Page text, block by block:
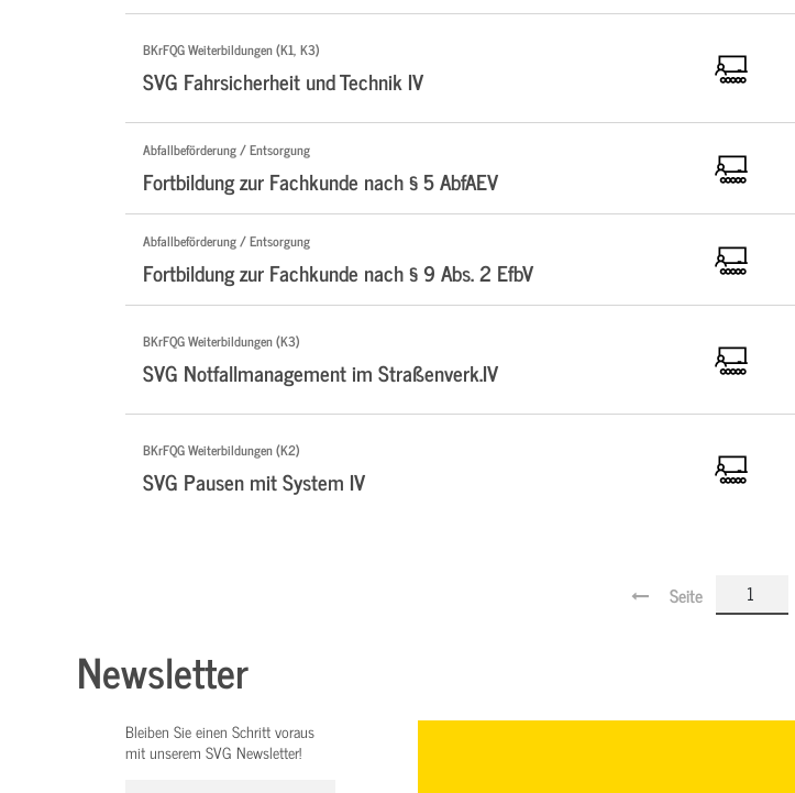
BKrFQG Weiterbildungen (K1, K3)
SVG Fahrsicherheit und Technik IV
Abfallbeförderung / Entsorgung
Fortbildung zur Fachkunde nach § 5 AbfAEV
Abfallbeförderung / Entsorgung
Fortbildung zur Fachkunde nach § 9 Abs. 2 EfbV
BKrFQG Weiterbildungen (K3)
SVG Notfallmanagement im Straßenverk.IV
BKrFQG Weiterbildungen (K2)
SVG Pausen mit System IV
Seite
Newsletter
Bleiben Sie einen Schritt voraus
mit unserem SVG Newsletter!